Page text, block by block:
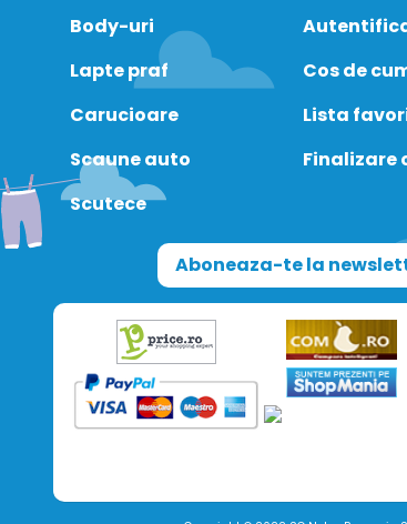
Body-uri
Lapte praf
Carucioare
Scaune auto
Scutece
Cos de
Lista
Finalizare
Aboneaza-te la